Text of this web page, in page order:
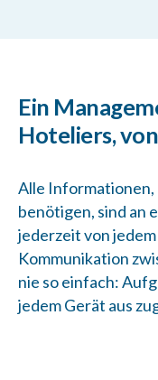
Ein
Hoteliers,
Alle
benötigen, sind an
jederzeit von
Kommunikation
nie so einfach:
jedem Gerät aus